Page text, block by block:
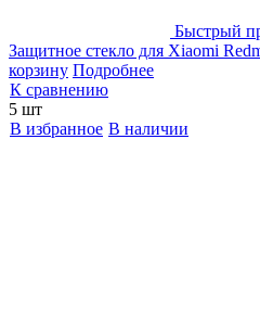
Быстрый
Защитное стекло для Xiaomi
корзину Подробнее
К сравнению
5 шт
В избранное В наличии